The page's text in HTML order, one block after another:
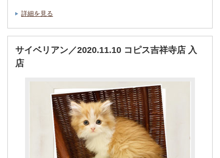
詳細を見る
サイベリアン／2020.11.10 コピス吉祥寺店 入
店